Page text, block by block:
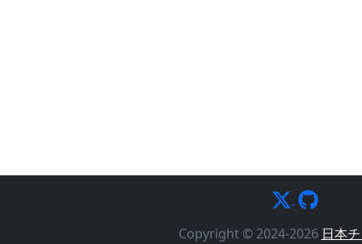
Copyright © 2024-2026 日本